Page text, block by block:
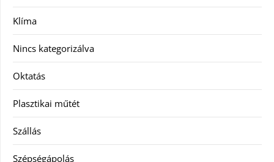
Klíma
Nincs kategorizálva
Oktatás
Plasztikai műtét
Szállás
Szépségápolás